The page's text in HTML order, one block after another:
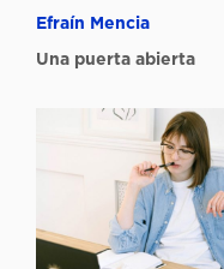
Efraín Mencia
Una puerta abierta